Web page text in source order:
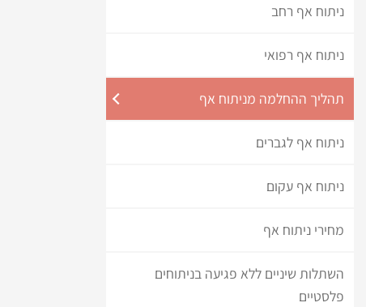
ניתוח אף רחב
ניתוח אף רפואי
תהליך ההחלמה מניתוח אף
ניתוח אף לגברים
ניתוח אף עקום
מחירי ניתוח אף
השתלות שיניים ללא פגיעה בניתוחים
פלסטיים